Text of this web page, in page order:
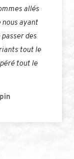
allés
nous ayant
passer des
tout le
tout le